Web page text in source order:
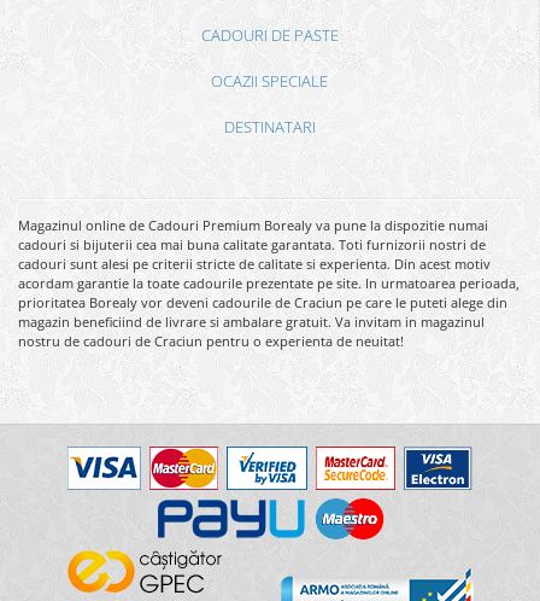
CADOURI DE PASTE
OCAZII SPECIALE
DESTINATARI
Magazinul online de Cadouri Premium Borealy va pune la dispozitie numai
cadouri si bijuterii cea mai buna calitate garantata. Toti furnizorii nostri de
cadouri sunt alesi pe criterii stricte de calitate si experienta. Din acest motiv
acordam garantie la toate cadourile prezentate pe site. In urmatoarea perioada,
prioritatea Borealy vor deveni cadourile de Craciun pe care le puteti alege din
magazin beneficiind de livrare si ambalare gratuit. Va invitam in magazinul
nostru de cadouri de Craciun pentru o experienta de neuitat!